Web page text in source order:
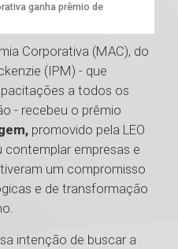
ganha prêmio de
Corporativa (MAC), do
(IPM) - que
a todos os
- recebeu o prêmio
promovido pela LEO
contemplar empresas e
um compromisso
e de transformação
intenção de buscar a